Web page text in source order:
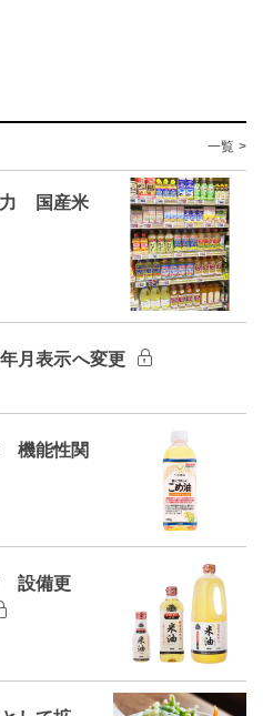
一覧 >
力 国産米
月表示へ変更
機能性関
設備更